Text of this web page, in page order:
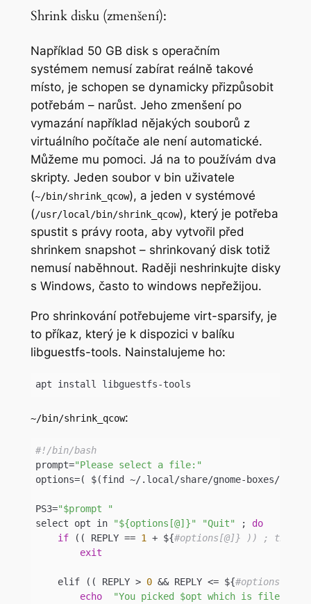
Shrink disku (zmenšení):
Například 50 GB disk s operačním
systémem nemusí zabírat reálně takové
místo, je schopen se dynamicky přizpůsobit
potřebám – narůst. Jeho zmenšení po
vymazání například nějakých souborů z
virtuálního počítače ale není automatické.
Můžeme mu pomoci. Já na to používám dva
skripty. Jeden soubor v bin uživatele
(~/bin/shrink_qcow), a jeden v systémové
(/usr/local/bin/shrink_qcow), který je potřeba
spustit s právy roota, aby vytvořil před
shrinkem snapshot – shrinkovaný disk totiž
nemusí naběhnout. Raději neshrinkujte disky
s Windows, často to windows nepřežijou.
Pro shrinkování potřebujeme virt-sparsify, je
to příkaz, který je k dispozici v balíku
libguestfs-tools. Nainstalujeme ho:
apt install libguestfs-tools
~/bin/shrink_qcow:
#!/bin/bash
prompt="Please select a file:"
options=( $(find ~/.local/share/gnome-boxes/
PS3="$prompt "
select opt in
"${options[@]}" "Quit" ; do
if (( REPLY == 1 + ${#options[@]} )) ; then
exit
    elif (( REPLY >
0 && REPLY <= ${
echo
"You picked $opt which is file